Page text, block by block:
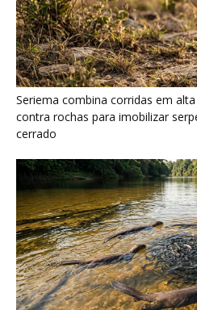
Seriema combina corridas em
contra rochas para imobilizar
cerrado